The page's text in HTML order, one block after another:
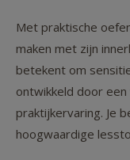
Met praktische
maken met zijn
betekent om
ontwikkeld door
praktijkervaring. Je
hoogwaardige